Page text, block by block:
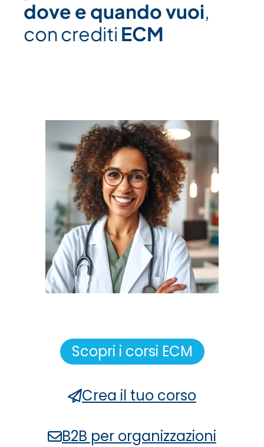
dove e quando vuoi,
con crediti ECM
Scopri i corsi ECM
Crea il tuo corso
B2B per organizzazioni